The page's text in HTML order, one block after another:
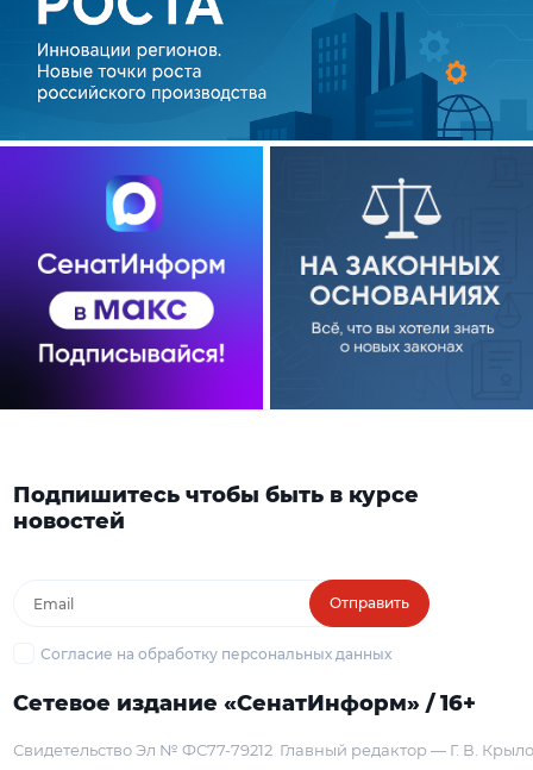
Подпишитесь чтобы быть в курсе
новостей
Отправить
Согласие на обработку персональных данных
Сетевое издание «СенатИнформ» / 16+
Свидетельство Эл № ФС77-79212 Главный редактор — Г. В.